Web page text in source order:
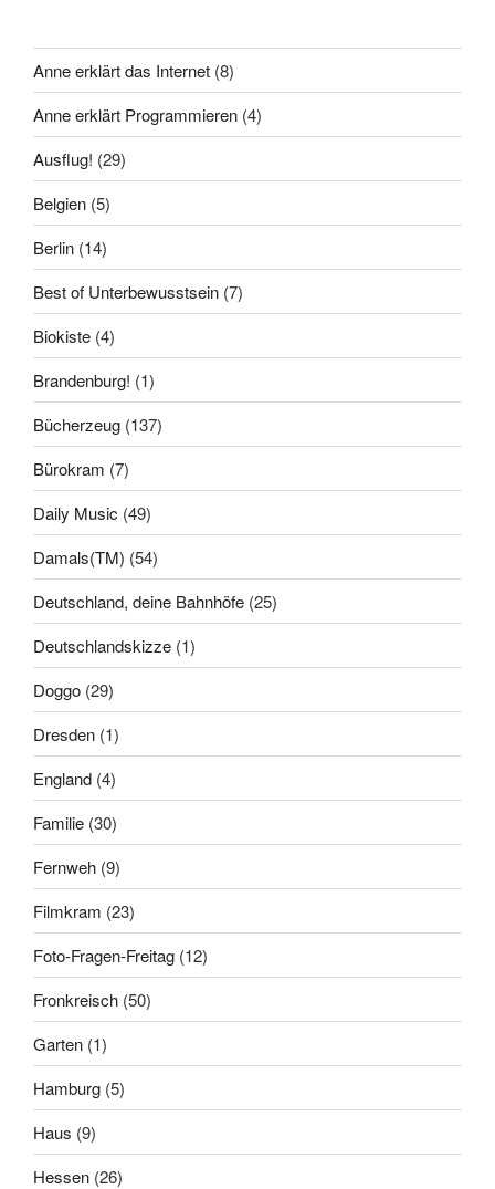
Anne erklärt das Internet (8)
Anne erklärt Programmieren (4)
Ausflug! (29)
Belgien (5)
Berlin (14)
Best of Unterbewusstsein (7)
Biokiste (4)
Brandenburg! (1)
Bücherzeug (137)
Bürokram (7)
Daily Music (49)
Damals(TM) (54)
Deutschland, deine Bahnhöfe (25)
Deutschlandskizze (1)
Doggo (29)
Dresden (1)
England (4)
Familie (30)
Fernweh (9)
Filmkram (23)
Foto-Fragen-Freitag (12)
Fronkreisch (50)
Garten (1)
Hamburg (5)
Haus (9)
Hessen (26)